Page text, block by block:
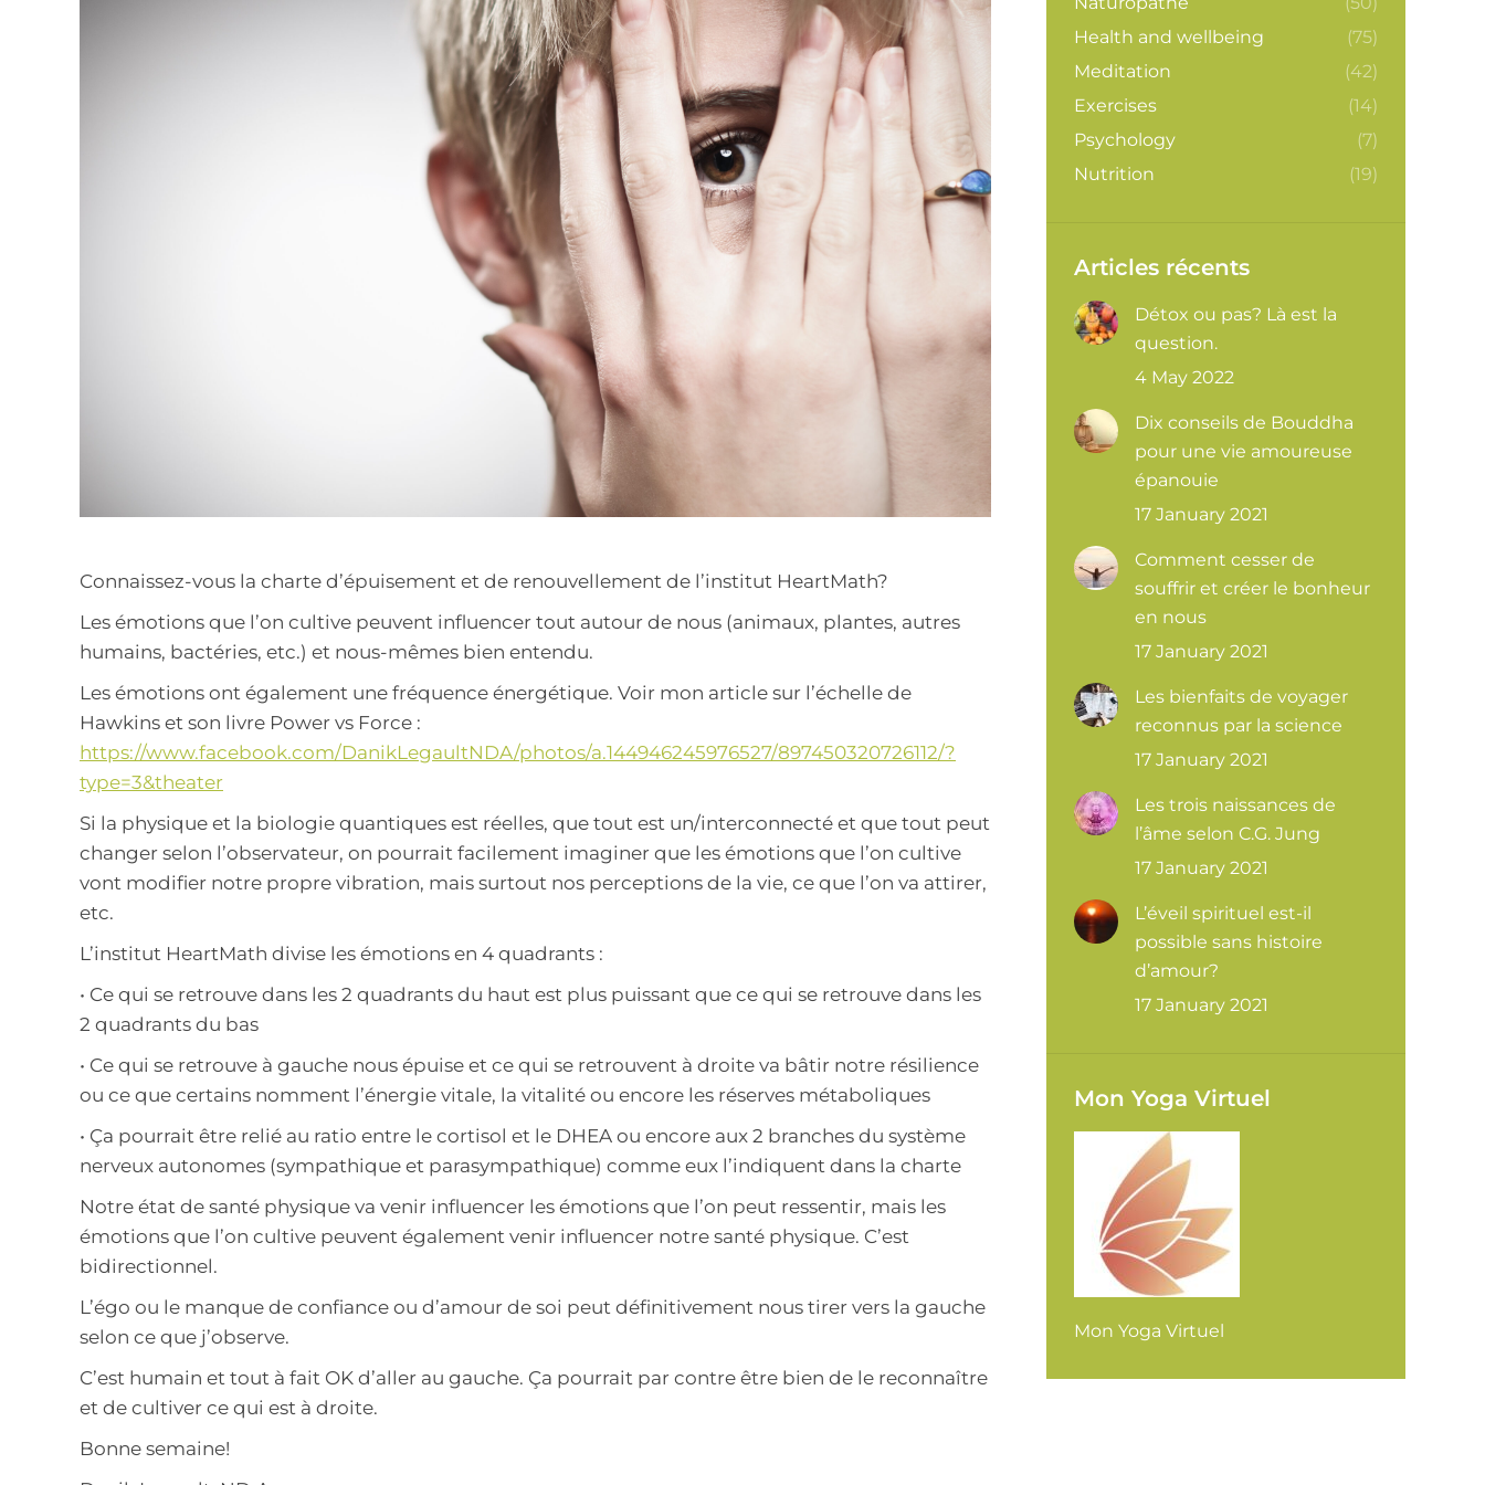
Connaissez-vous la charte d’épuisement et de renouvellement de l’institut HeartMath?
Les émotions que l’on cultive peuvent influencer tout autour de nous (animaux, plantes, autres
humains, bactéries, etc.) et nous-mêmes bien entendu.
Les émotions ont également une fréquence énergétique. Voir mon article sur l’échelle de
Hawkins et son livre Power vs Force :
https://www.facebook.com/DanikLegaultNDA/photos/a.144946245976527/897450320726112/?
type=3&theater
Si la physique et la biologie quantiques est réelles, que tout est un/interconnecté et que tout peut
changer selon l’observateur, on pourrait facilement imaginer que les émotions que l’on cultive
vont modifier notre propre vibration, mais surtout nos perceptions de la vie, ce que l’on va attirer,
etc.
L’institut HeartMath divise les émotions en 4 quadrants :
• Ce qui se retrouve dans les 2 quadrants du haut est plus puissant que ce qui se retrouve dans les
2 quadrants du bas
• Ce qui se retrouve à gauche nous épuise et ce qui se retrouvent à droite va bâtir notre résilience
ou ce que certains nomment l’énergie vitale, la vitalité ou encore les réserves métaboliques
• Ça pourrait être relié au ratio entre le cortisol et le DHEA ou encore aux 2 branches du système
nerveux autonomes (sympathique et parasympathique) comme eux l’indiquent dans la charte
Notre état de santé physique va venir influencer les émotions que l’on peut ressentir, mais les
émotions que l’on cultive peuvent également venir influencer notre santé physique. C’est
bidirectionnel.
L’égo ou le manque de confiance ou d’amour de soi peut définitivement nous tirer vers la gauche
selon ce que j’observe.
C’est humain et tout à fait OK d’aller au gauche. Ça pourrait par contre être bien de le reconnaître
et de cultiver ce qui est à droite.
Bonne semaine!
Health and wellbeing
(75)
Meditation
(42)
Exercises
(14)
Psychology
(7)
Nutrition
(19)
Articles récents
Détox ou pas? Là est la
question.
4 May 2022
Dix conseils de Bouddha
pour une vie amoureuse
épanouie
17 January 2021
Comment cesser de
souffrir et créer le bonheur
en nous
17 January 2021
Les bienfaits de voyager
reconnus par la science
17 January 2021
Les trois naissances de
l’âme selon C.G. Jung
17 January 2021
L’éveil spirituel est-il
possible sans histoire
d’amour?
17 January 2021
Mon Yoga Virtuel
Mon Yoga Virtuel